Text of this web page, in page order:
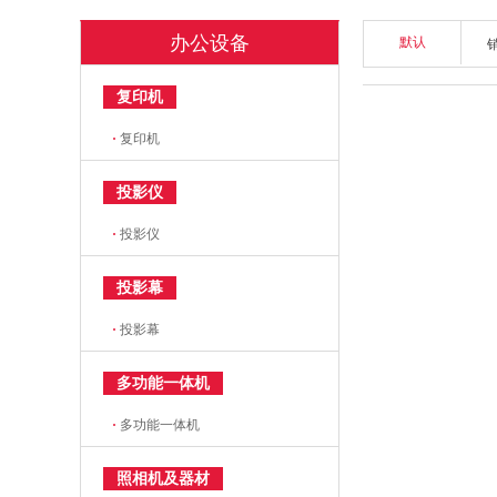
办公设备
复印机
·复印机
投影仪
·投影仪
投影幕
·投影幕
多功能一体机
· 多功能一体机
照相机及器材
默认